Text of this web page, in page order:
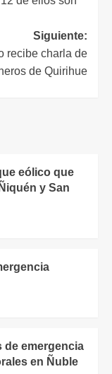
Siguiente:
recibe charla de
de Quirihue
eólico que
y San
de emergencia
en Ñuble